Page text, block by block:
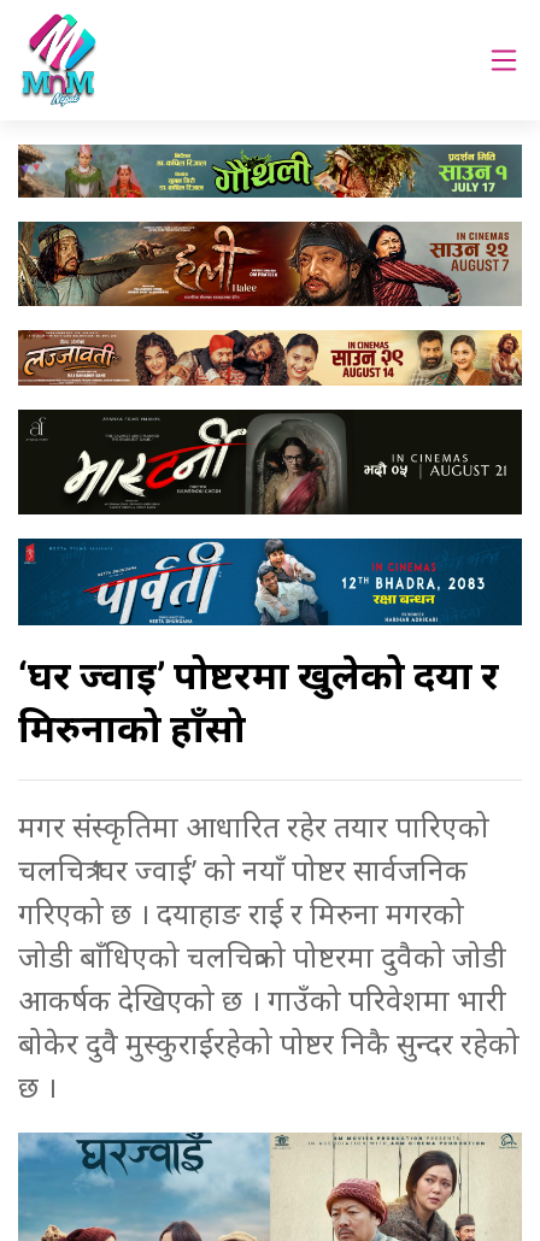
‘घर ज्वाई’ पोष्टरमा खुलेको दया र
मिरुनाको हाँसो
मगर संस्कृतिमा आधारित रहेर तयार पारिएको
चलचित्र ‘घर ज्वाई’ को नयाँ पोष्टर सार्वजनिक
गरिएको छ । दयाहाङ राई र मिरुना मगरको
जोडी बाँधिएको चलचित्रको पोष्टरमा दुवैको जोडी
आकर्षक देखिएको छ । गाउँको परिवेशमा भारी
बोकेर दुवै मुस्कुराईरहेको पोष्टर निकै सुन्दर रहेको
छ ।